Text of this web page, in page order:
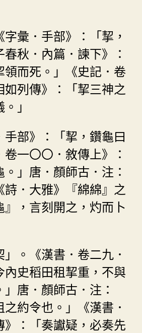
字彙．手部》：「挈，
秋．內篇．諫下》：
領而死。」《史記．卷
如列傳》：「挈三神之
」
手部》：「挈，鑽龜曰
一〇〇．敘傳上》：
。」唐．顏師古．注：
詩．大雅》『綿綿』之
』，言刻開之，灼而卜
。《漢書．卷二九．
內史稻田租挈重，不與
唐．顏師古．注：
之約令也。」《漢書．
》：「奏讞疑，必奏先